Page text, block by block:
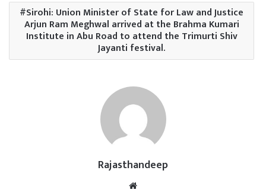
Sirohi: Union Minister of State for Law and Justice
Arjun Ram Meghwal arrived at the Brahma Kumari
Institute in Abu Road to attend the Trimurti Shiv
Jayanti festival.
Rajasthandeep